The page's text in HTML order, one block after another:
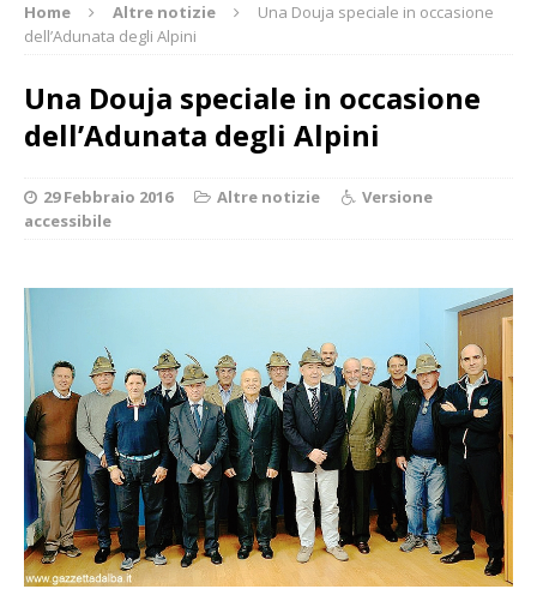
Home Altre notizie
Una Douja speciale in occasione
dell’Adunata degli Alpini
Una Douja speciale in occasione
dell’Adunata degli Alpini
29 Febbraio 2016 Altre notizie
Versione
accessibile